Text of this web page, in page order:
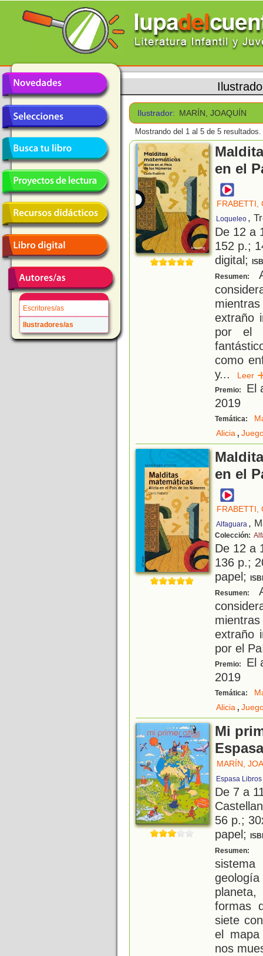
Escritores/as
Ilustradores/as
Ilustrador: MARÍN, JOAQUÍN
Mostrando del 1 al 5 de 5 resultados.
en el
FRABETTI,
Loqueleo ,
De 12 a
152 p.;
digital;
Resumen:
extraño
por el
como
y...
Premio:
El
2019
Temática:
Alicia,
en el
FRABETTI,
Alfaguara ,
Colección:
De 12 a
136 p.;
papel;
Resumen:
extraño
por el
Premio:
El
2019
Temática:
Alicia,
Mi
Espasa
MARÍN,
Espasa Libros
De 7 a
56 p.;
papel;
Resumen:
formas
siete
el
nos